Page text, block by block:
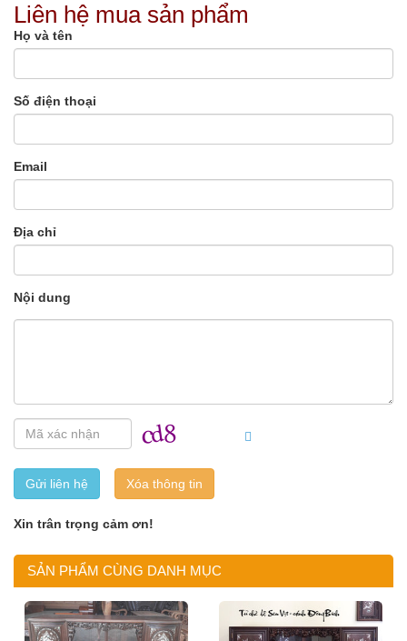
Liên hệ mua sản phẩm
Họ và tên
Số điện thoại
Email
Địa chỉ
Nội dung
Gửi liên hệ
Xin trân trọng cảm ơn!
SẢN PHẨM CÙNG DANH MỤC